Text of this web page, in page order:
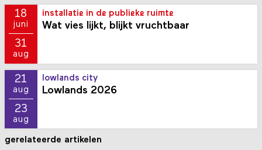
18
juni
31
aug
installatie in de publieke ruimte
Wat vies lijkt, blijkt vruchtbaar
21
aug
23
aug
lowlands city
Lowlands 2026
gerelateerde artikelen